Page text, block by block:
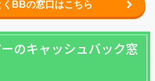
くBBの窓口はこちら
のキャッシュバック窓